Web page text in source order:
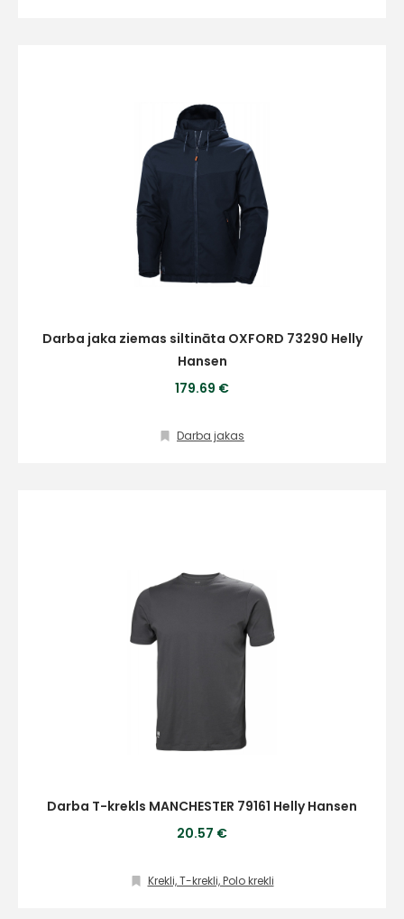
Darba jaka ziemas siltināta OXFORD 73290 Helly
Hansen
179.69 €
Darba jakas
Darba T-krekls MANCHESTER 79161 Helly Hansen
20.57 €
Krekli, T-krekli, Polo krekli
Sūtīt ziņojumu
Klientu
atbalsts
Darbdienās:
8:00 – 17:00
(+371) 63 881
info@hards.lv